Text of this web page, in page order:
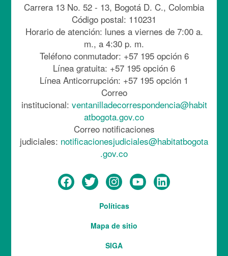
Carrera 13 No. 52 - 13, Bogotá D. C., Colombia
Código postal: 110231
Horario de atención: lunes a viernes de 7:00 a.
m., a 4:30 p. m.
Teléfono conmutador: +57 195 opción 6
Línea gratuita: +57 195 opción 6
Línea Anticorrupción: +57 195 opción 1
Correo
institucional: ventanilladecorrespondencia@habit
atbogota.gov.co
Correo notificaciones
judiciales: notificacionesjudiciales@habitatbogota
.gov.co
Políticas
Mapa de sitio
SIGA